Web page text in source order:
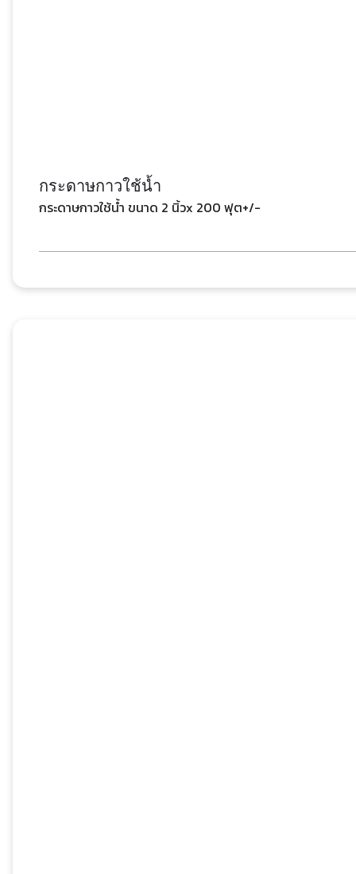
กระดาษกาวใช้น้ำ
กระดาษกาวใช้น้ำ ขนาด 2 นิ้วx 200 ฟุต+/-